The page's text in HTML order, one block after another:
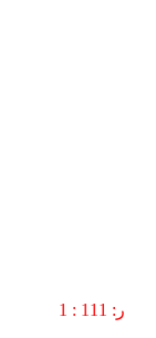
ر: 111 : 1